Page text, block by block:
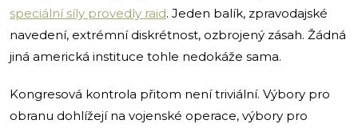
speciální síly provedly raid. Jeden balík, zpravodajské
navedení, extrémní diskrétnost, ozbrojený zásah. Žádná
jiná americká instituce tohle nedokáže sama.
Kongresová kontrola přitom není triviální. Výbory pro
obranu dohlížejí na vojenské operace, výbory pro